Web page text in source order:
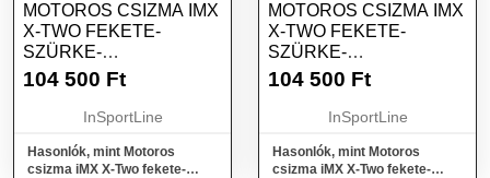
MOTOROS CSIZMA IMX
X-TWO FEKETE-
SZÜRKE-
104 500 Ft
InSportLine
Hasonlók, mint Motoros
csizma iMX X-Two fekete-
MOTOROS CSIZMA IMX
X-TWO FEKETE-
SZÜRKE-
104 500 Ft
InSportLine
Hasonlók, mint Motoros
csizma iMX X-Two fekete-